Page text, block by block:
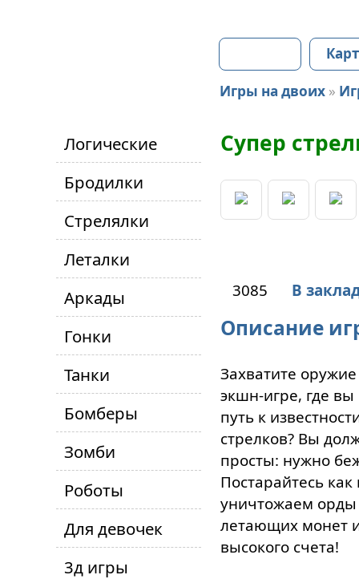
Игры на двоих »
Логические
Бродилки
Стрелялки
Леталки
Аркады
Гонки
Танки
Бомберы
Зомби
Роботы
Для девочек
3д игры
Супер
3085 В
Описание
Захватите
экшн-игре, где вы
путь к
стрелков? Вы
просты: нужно
Постарайтесь
уничтожаем орды
летающих монет
высокого счета!